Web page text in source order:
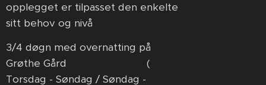
opplegget er tilpasset den enkelte
sitt behov og nivå
3/4 døgn med overnatting på
Grøthe Gård
(
Torsdag - Søndag / Søndag -